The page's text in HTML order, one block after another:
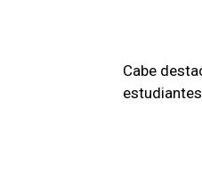
Cabe